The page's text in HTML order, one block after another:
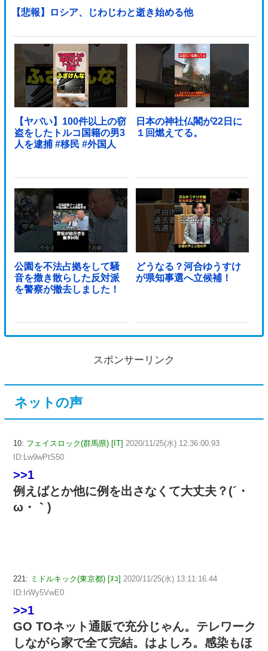
【悲報】ロシア、じわじわと逝き始める他
【ヤバい】100件以上の窃
盗をしたトルコ国籍の男3
人を逮捕 #移民 #外国人
日本の神社仏閣が22日に
１回燃えてる。
公園を不法占拠をして騒
音を撒き散らした反対派
を警察が撤去しました！
どうなる？河合ゆうすけ
が県知事選へ立候補！
スポンサーリンク
ネットの声
10: フェイスロック(群馬県) [IT] 2020/11/25(水) 12:36:00.93
ID:Lw9wPtS50
>>1
例えばとか他に例を出さなくて大丈夫？(´・
ω・｀)
221: ミドルキック(東京都) [ﾇｺ] 2020/11/25(水) 13:11:16.44
ID:IrWy5VwE0
>>1
GO TOネット通販で充分じゃん。テレワーク
しながら家で全て完結。はよしろ。感染もほ